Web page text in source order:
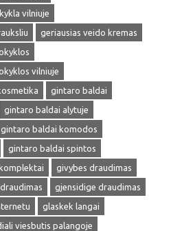
vilniuje
geriausias veido kremas
vilniuje
gintaro baldai
gintaro baldai alytuje
gintaro baldai komodos
gintaro baldai spintos
givybes draudimas
gjensidige draudimas
glaskek langai
viesbutis palangoje